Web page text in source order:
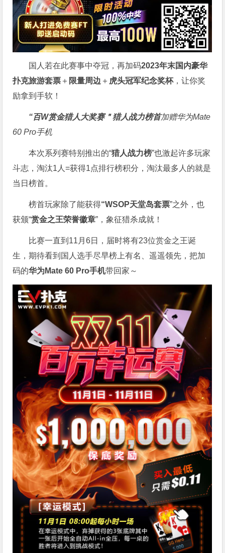
国人若在此赛事中夺冠，再加码2023年末国内豪华
扑克旅游套票 ＋ 限量周边 ＋ 虎头冠军纪念奖杯，让你奖
励拿到手软！
“百W赏金猎人大奖赛＂猎人战力榜首加赠华为Mate
60 Pro手机
本次系列赛特别推出的“猎人战力榜”也激起许多玩家
斗志，淘汰1人=获得1点排行榜积分，淘汰最多人的就是
当日榜首。
榜首玩家除了能获得“WSOP天堂岛套票”之外，也
获颁“赏金之王荣誉徽章”，象征猎杀成就！
比赛一直到11月6日，届时将有23位赏金之王诞
生，期待看到国人选手尽早榜上有名、遥遥领先，把加
码的华为Mate 60 Pro手机带回家～